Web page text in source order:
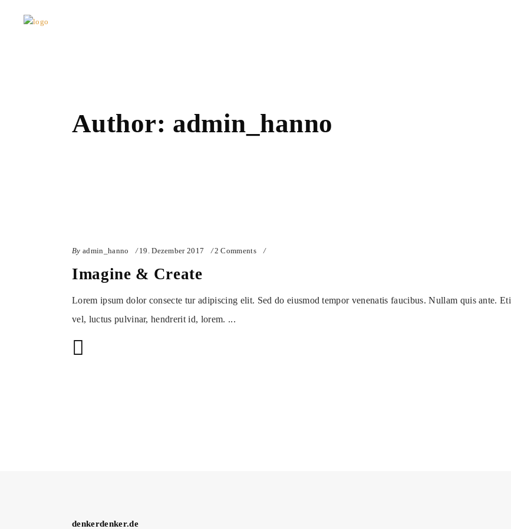
Author: admin_hanno
By admin_hanno 19. Dezember 2017 2 Comments
Imagine & Create
Lorem ipsum dolor consecte tur adipiscing elit. Sed do eiusmod tempor venenatis faucibus. Nullam quis ante.
vel, luctus pulvinar, hendrerit id, lorem.
denkerdenker.de